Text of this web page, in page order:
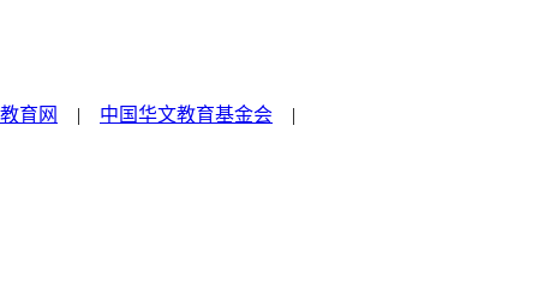
育网 | 中国华文教育基金会 |